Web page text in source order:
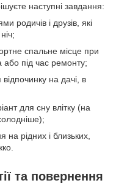
наступні завдання:
родичів і друзів, які
спальне місце при
або під час ремонту;
на дачі, в
для сну влітку (на
рідних і близьких,
та повернення